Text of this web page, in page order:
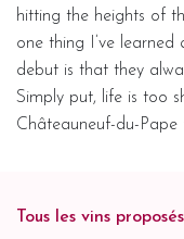
hitting the heights of
one thing I’ve learned
debut is that they
Simply put, life is too
Châteauneuf-du-
Tous les vins